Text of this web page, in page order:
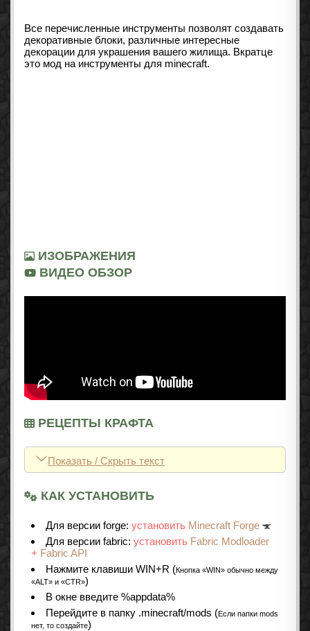
Все перечисленные инструменты позволят создавать
декоративные блоки, различные интересные
декорации для украшения вашего жилища. Вкратце
это мод на инструменты для minecraft.
ИЗОБРАЖЕНИЯ
ВИДЕО ОБЗОР
РЕЦЕПТЫ КРАФТА
Показать / Скрыть текст
КАК УСТАНОВИТЬ
Для версии forge: установить Minecraft Forge
Для версии fabric: установить Fabric Modloader
+ Fabric API
Нажмите клавиши WIN+R (Кнопка «WIN» обычно между
«ALT» и «CTR»)
В окне введите %appdata%
Перейдите в папку .minecraft/mods (Если папки mods
нет, то создайте)